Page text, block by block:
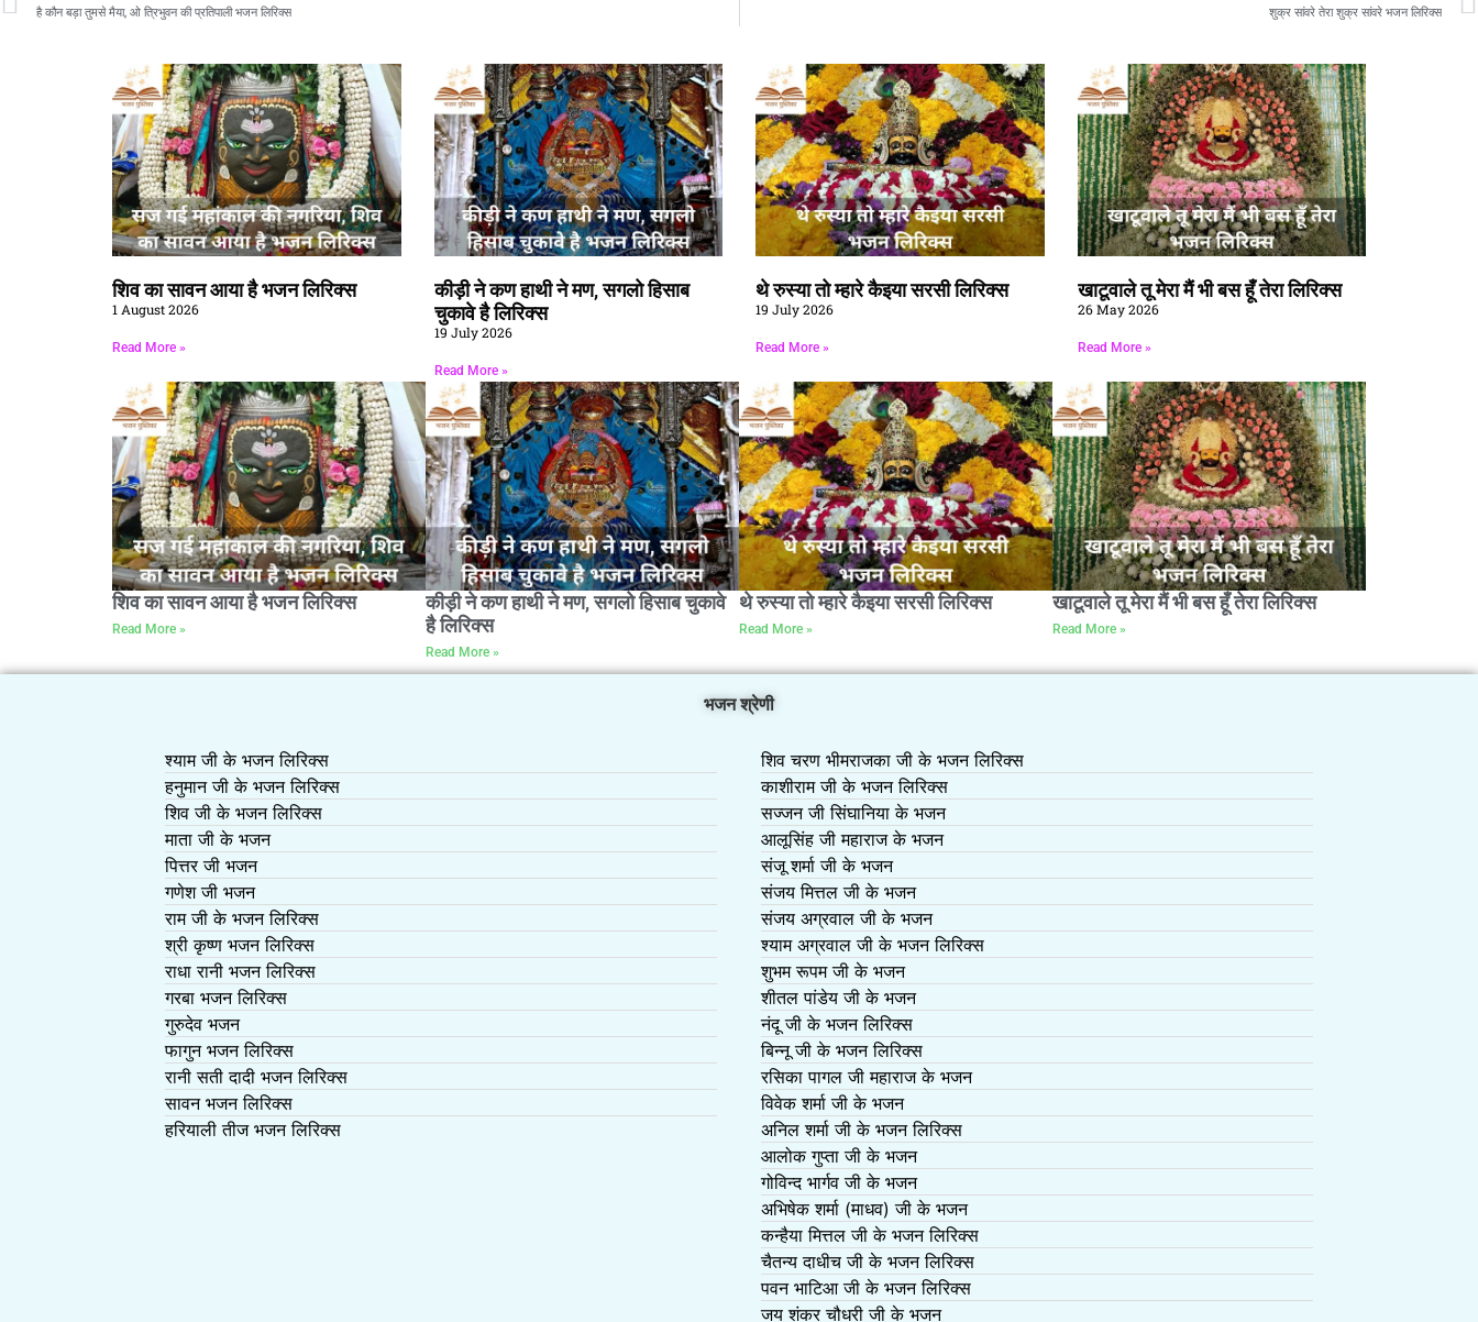
है कौन बड़ा तुमसे मैया, ओ त्रिभुवन की प्रतिपाली भजन लिरिक्स शुक्र सांवरे तेरा शुक्र सांवरे भजन लिरिक्स
शिव का सावन आया है भजन लिरिक्स
1 August 2026
Read More »
कीड़ी ने कण हाथी ने मण, सगलो हिसाब
चुकावे है लिरिक्स
19 July 2026
Read More »
थे रुस्या तो म्हारे कैइया सरसी लिरिक्स
19 July 2026
Read More »
खाटूवाले तू मेरा मैं भी बस हूँ तेरा लिरिक्स
26 May 2026
Read More »
शिव का सावन आया है भजन लिरिक्स
Read More »
कीड़ी ने कण हाथी ने मण, सगलो हिसाब चुकावे
है लिरिक्स
Read More »
थे रुस्या तो म्हारे कैइया सरसी लिरिक्स
Read More »
खाटूवाले तू मेरा मैं भी बस हूँ तेरा लिरिक्स
Read More »
भजन श्रेणी
श्याम जी के भजन लिरिक्स
हनुमान जी के भजन लिरिक्स
शिव जी के भजन लिरिक्स
माता जी के भजन
पित्तर जी भजन
गणेश जी भजन
राम जी के भजन लिरिक्स
श्री कृष्ण भजन लिरिक्स
राधा रानी भजन लिरिक्स
गरबा भजन लिरिक्स
गुरुदेव भजन
फागुन भजन लिरिक्स
रानी सती दादी भजन लिरिक्स
सावन भजन लिरिक्स
हरियाली तीज भजन लिरिक्स
शिव चरण भीमराजका जी के भजन लिरिक्स
काशीराम जी के भजन लिरिक्स
सज्जन जी सिंघानिया के भजन
आलूसिंह जी महाराज के भजन
संजू शर्मा जी के भजन
संजय मित्तल जी के भजन
संजय अग्रवाल जी के भजन
श्याम अग्रवाल जी के भजन लिरिक्स
शुभम रूपम जी के भजन
शीतल पांडेय जी के भजन
नंदू जी के भजन लिरिक्स
बिन्नू जी के भजन लिरिक्स
रसिका पागल जी महाराज के भजन
विवेक शर्मा जी के भजन
अनिल शर्मा जी के भजन लिरिक्स
आलोक गुप्ता जी के भजन
गोविन्द भार्गव जी के भजन
अभिषेक शर्मा (माधव) जी के भजन
कन्हैया मित्तल जी के भजन लिरिक्स
चैतन्य दाधीच जी के भजन लिरिक्स
पवन भाटिआ जी के भजन लिरिक्स
जय शंकर चौधरी जी के भजन